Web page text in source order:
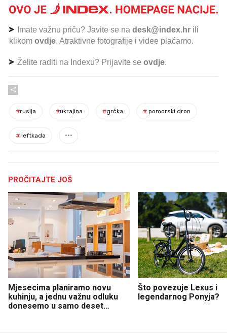
Imate važnu priču? Javite se na desk@index.hr ili
klikom ovdje. Atraktivne fotografije i videe plaćamo.
Želite raditi na Indexu? Prijavite se ovdje.
#rusija #ukrajina #grčka # pomorski dron
# leftkada
PROČITAJTE JOŠ
Mjesecima planiramo novu
kuhinju, a jednu važnu odluku
donesemo u samo deset
Što povezuje Lexus i
legendarnog Ponyja?